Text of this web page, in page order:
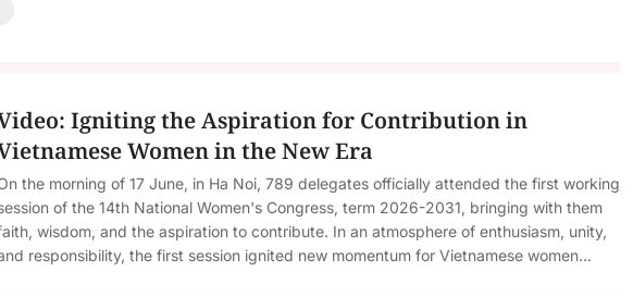
Igniting the Aspiration for Contribution in
Women in the New Era
the morning of 17 June, in Ha Noi, 789 delegates officially attended the first working
of the 14th National Women's Congress, term 2026-2031, bringing with them
wisdom, and the aspiration to contribute. In an atmosphere of enthusiasm, unity,
responsibility, the first session ignited new momentum for Vietnamese women...